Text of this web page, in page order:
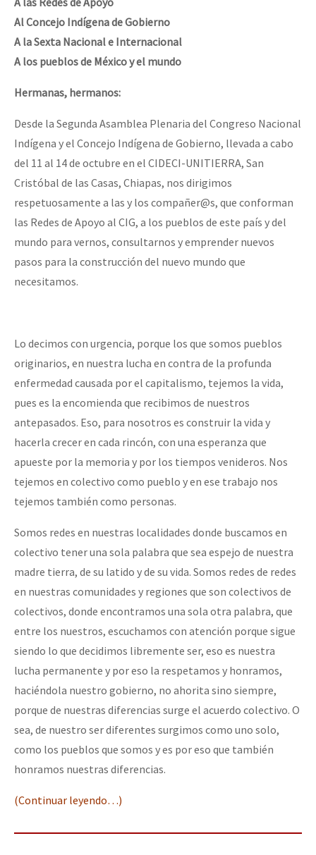
Al Concejo Indígena de Gobierno
A la Sexta Nacional e Internacional
A los pueblos de México y el mundo
Hermanas, hermanos:
Desde la Segunda Asamblea Plenaria del Congreso Nacional
Indígena y el Concejo Indígena de Gobierno, llevada a cabo
del 11 al 14 de octubre en el CIDECI-UNITIERRA, San
Cristóbal de las Casas, Chiapas, nos dirigimos
respetuosamente a las y los compañer@s, que conforman
las Redes de Apoyo al CIG, a los pueblos de este país y del
mundo para vernos, consultarnos y emprender nuevos
pasos para la construcción del nuevo mundo que
necesitamos.
Lo decimos con urgencia, porque los que somos pueblos
originarios, en nuestra lucha en contra de la profunda
enfermedad causada por el capitalismo, tejemos la vida,
pues es la encomienda que recibimos de nuestros
antepasados. Eso, para nosotros es construir la vida y
hacerla crecer en cada rincón, con una esperanza que
apueste por la memoria y por los tiempos venideros. Nos
tejemos en colectivo como pueblo y en ese trabajo nos
tejemos también como personas.
Somos redes en nuestras localidades donde buscamos en
colectivo tener una sola palabra que sea espejo de nuestra
madre tierra, de su latido y de su vida. Somos redes de redes
en nuestras comunidades y regiones que son colectivos de
colectivos, donde encontramos una sola otra palabra, que
entre los nuestros, escuchamos con atención porque sigue
siendo lo que decidimos libremente ser, eso es nuestra
lucha permanente y por eso la respetamos y honramos,
haciéndola nuestro gobierno, no ahorita sino siempre,
porque de nuestras diferencias surge el acuerdo colectivo. O
sea, de nuestro ser diferentes surgimos como uno solo,
como los pueblos que somos y es por eso que también
honramos nuestras diferencias.
(Continuar leyendo…)